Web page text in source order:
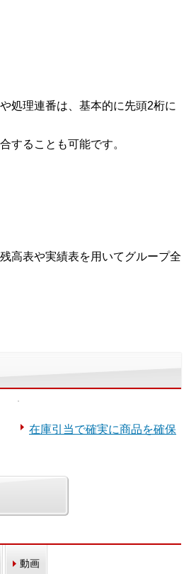
処理連番は、基本的に先頭2桁に
することも可能です。
高表や実績表を用いてグループ全
在庫引当で確実に商品を確保
動画